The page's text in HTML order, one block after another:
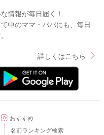
情報が毎日届く！
中のママ・パパにも、毎日
詳しくはこちら
おすすめ
名前ランキング検索